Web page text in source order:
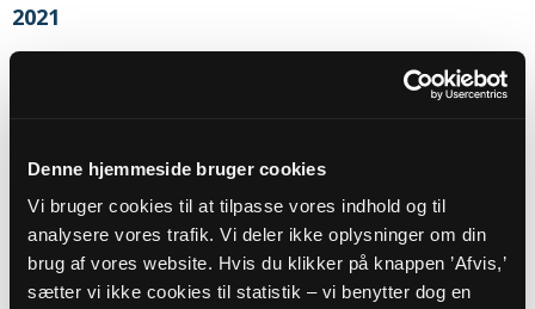
Denne hjemmeside bruger cookies
Vi bruger cookies til at tilpasse vores indhold og til
analysere vores trafik. Vi deler ikke oplysninger om din
brug af vores website. Hvis du klikker på knappen ’Afvis,’
sætter vi ikke cookies til statistik – vi benytter dog en
2021
Budget 2021
Regnskab 2021
Myndighedskode: 7815
(CVR-nr. 22261754)
Inkluderet i regnskab 2021.